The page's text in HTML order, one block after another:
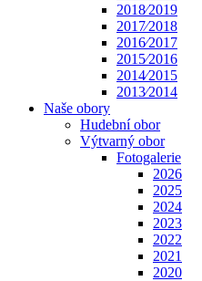
2018⁄2019
2017⁄2018
2016⁄2017
2015⁄2016
2014⁄2015
2013⁄2014
Naše obory
Hudební obor
Výtvarný obor
Fotogalerie
2026
2025
2024
2023
2022
2021
2020